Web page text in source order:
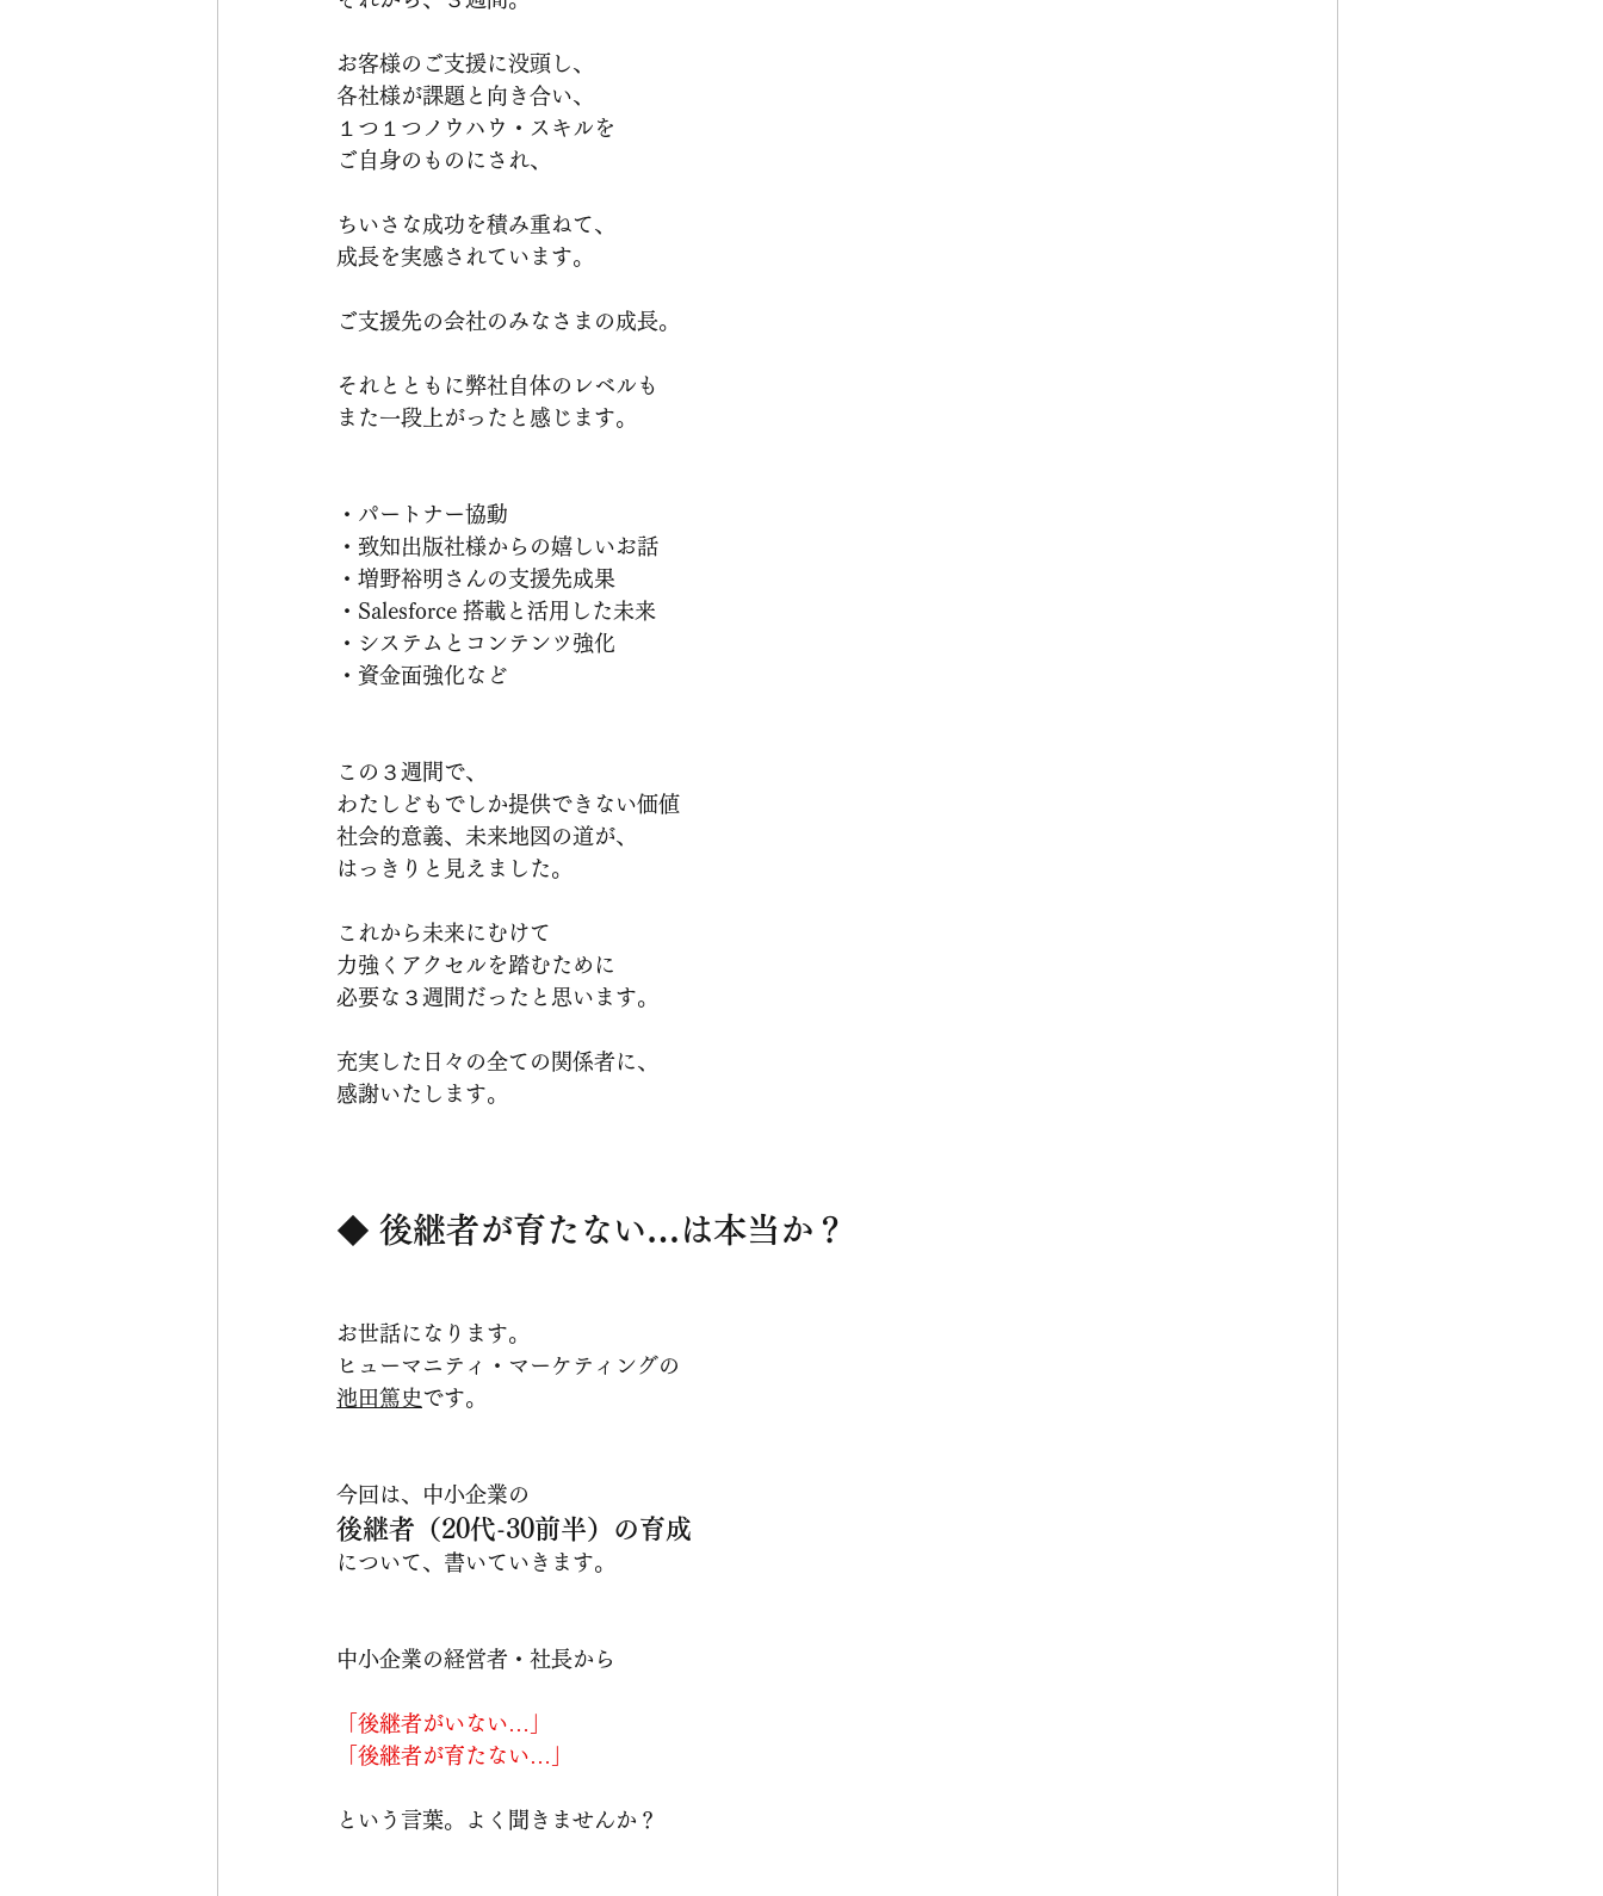
お客様のご支援に没頭し、
各社様が課題と向き合い、
１つ１つノウハウ・スキルを
ご自身のものにされ、
ちいさな成功を積み重ねて、
成長を実感されています。
ご支援先の会社のみなさまの成長。
それとともに弊社自体のレベルも
また一段上がったと感じます。
・パートナー協動
・致知出版社様からの嬉しいお話
・増野裕明さんの支援先成果
・Salesforce 搭載と活用した未来
・システムとコンテンツ強化
・資金面強化など
この３週間で、
わたしどもでしか提供できない価値
社会的意義、未来地図の道が、
はっきりと見えました。
これから未来にむけて
力強くアクセルを踏むために
必要な３週間だったと思います。
充実した日々の全ての関係者に、
感謝いたします。
◆ 後継者が育たない…は本当か？
お世話になります。
ヒューマニティ・マーケティングの
池田篤史です。
今回は、中小企業の
後継者（20代-30前半）の育成
について、書いていきます。
中小企業の経営者・社長から
「後継者がいない…」
「後継者が育たない…」
という言葉。よく聞きませんか？